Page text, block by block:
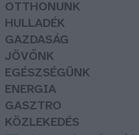
OTTHONUNK
HULLADÉK
GAZDASÁG
JÖVŐNK
EGÉSZSÉGÜNK
ENERGIA
GASZTRO
KÖZLEKEDÉS